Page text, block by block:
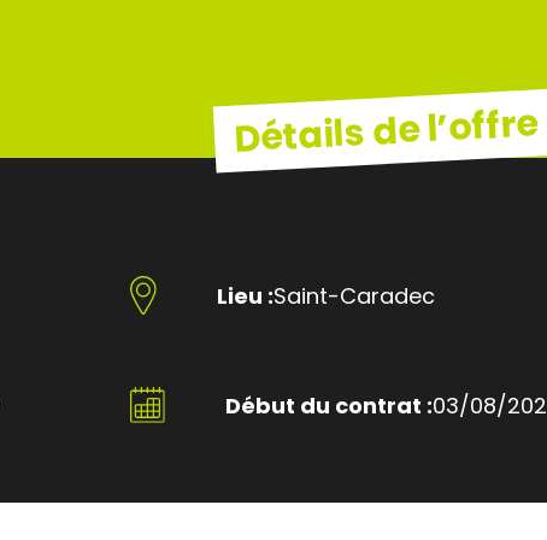
Détails de l’offre
Lieu :Saint-Caradec
Début du contrat :03/08/